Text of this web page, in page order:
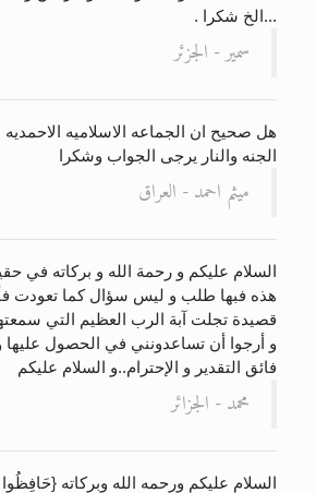
...الخ شكرا .
سمير - الجزئر
هل صحيح ان الجماعه الاسلاميه الاحمديه
الجنه والنار يرجى الجواب وشكرا
ميثم احمد - العراق
السلام عليكم و رحمة الله و بركاته في
هذه فبها طلب و ليس سؤال كما تعودت
قصيدة تجلت آبة الرب العظيم التي
و أرجوا أن تساعدونني في الحصول عليها
فائق التقدير و الإحترام..و السلام عليكم
محمد - الجزائر
السلام عليكم ورحمه الله وبركاته